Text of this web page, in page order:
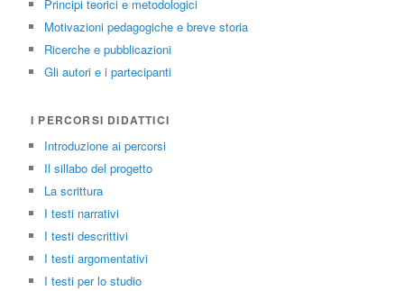
Principi teorici e metodologici
Motivazioni pedagogiche e breve storia
Ricerche e pubblicazioni
Gli autori e i partecipanti
I PERCORSI DIDATTICI
Introduzione ai percorsi
Il sillabo del progetto
La scrittura
I testi narrativi
I testi descrittivi
I testi argomentativi
I testi per lo studio